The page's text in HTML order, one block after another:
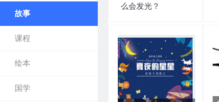
故事
课程
绘本
国学
么会发光？